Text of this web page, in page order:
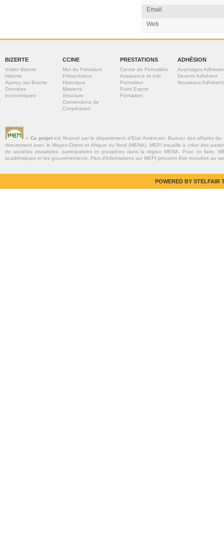
Email
Web
BIZERTE
Visiter Bizerte
Histoire
Aperçu sur Bizerte
Données
économiques
CCINE
Mot du Président
Présentation
Historique
Missions
Structure
Conventions de
Coopération
PRESTATIONS
Centre de Formalités
Assistance et info
Promotion
Point Export
Formation
ADHÉSION
Avantages
Devenir Adhérent
Nouveaux
« Ce projetest financé par le département d’Etat Américain, Bureau des affaires
directement avec le Moyen-Orient et Afrique du Nord (MENA). MEPI travaille à créer des
de sociétés pluralistes, participatives et prospères dans la région MENA. Pour ce faire,
académiques et les gouvernements. Plus d’informations sur MEPI peuvent être trouvées au
POWERED BY STELFAIR